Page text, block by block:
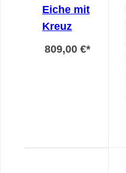
Eiche mit
Kreuz
809,00 €*